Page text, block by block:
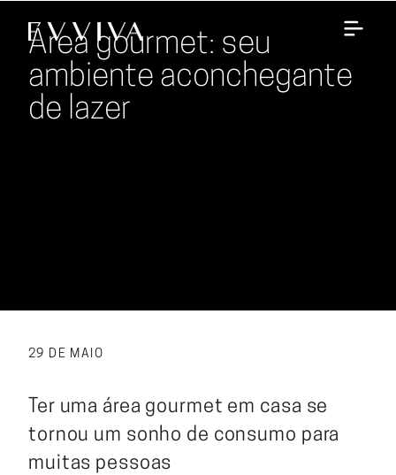
Área gourmet: seu
ambiente aconchegante
de lazer
29 DE MAIO
Ter uma área gourmet em casa se
tornou um sonho de consumo para
muitas pessoas